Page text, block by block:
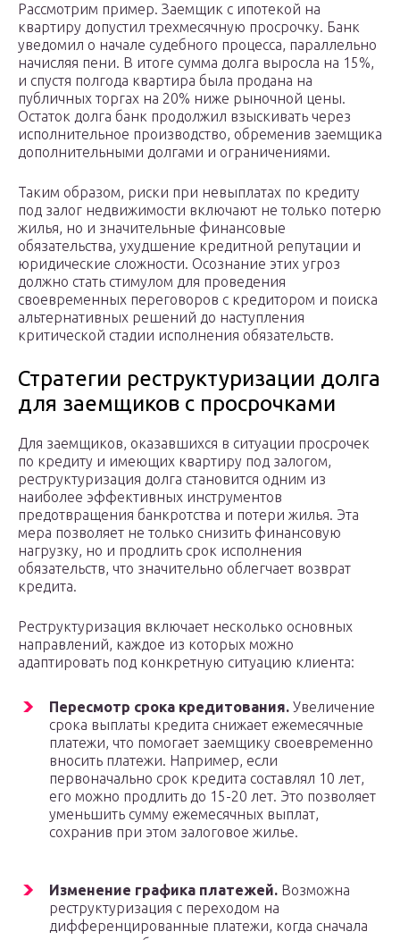
Рассмотрим пример. Заемщик с ипотекой на
квартиру допустил трехмесячную просрочку. Банк
уведомил о начале судебного процесса, параллельно
начисляя пени. В итоге сумма долга выросла на 15%,
и спустя полгода квартира была продана на
публичных торгах на 20% ниже рыночной цены.
Остаток долга банк продолжил взыскивать через
исполнительное производство, обременив заемщика
дополнительными долгами и ограничениями.
Таким образом, риски при невыплатах по кредиту
под залог недвижимости включают не только потерю
жилья, но и значительные финансовые
обязательства, ухудшение кредитной репутации и
юридические сложности. Осознание этих угроз
должно стать стимулом для проведения
своевременных переговоров с кредитором и поиска
альтернативных решений до наступления
критической стадии исполнения обязательств.
Стратегии реструктуризации долга
для заемщиков с просрочками
Для заемщиков, оказавшихся в ситуации просрочек
по кредиту и имеющих квартиру под залогом,
реструктуризация долга становится одним из
наиболее эффективных инструментов
предотвращения банкротства и потери жилья. Эта
мера позволяет не только снизить финансовую
нагрузку, но и продлить срок исполнения
обязательств, что значительно облегчает возврат
кредита.
Реструктуризация включает несколько основных
направлений, каждое из которых можно
адаптировать под конкретную ситуацию клиента:
Пересмотр срока кредитования. Увеличение
срока выплаты кредита снижает ежемесячные
платежи, что помогает заемщику своевременно
вносить платежи. Например, если
первоначально срок кредита составлял 10 лет,
его можно продлить до 15-20 лет. Это позволяет
уменьшить сумму ежемесячных выплат,
сохранив при этом залоговое жилье.
Изменение графика платежей. Возможна
реструктуризация с переходом на
дифференцированные платежи, когда сначала